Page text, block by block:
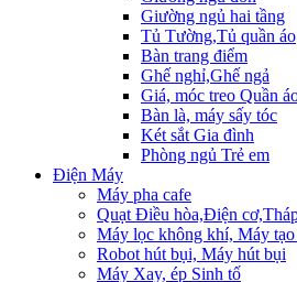
Giường ngủ hai tầng
Tủ Tường,Tủ quần áo
Bàn trang điểm
Ghế nghỉ,Ghế ngả
Giá, móc treo Quần
Bàn là, máy sấy tóc
Két sắt Gia đình
Phòng ngủ Trẻ em
Điện Máy
Máy pha cafe
Quạt Điều hòa,Điện
Máy lọc không khí, Máy tạo
Robot hút bụi, Máy hút bụi
Máy Xay, ép Sinh tố